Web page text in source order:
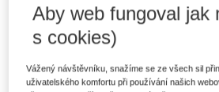
Datum 12.01.2022
Místo konání
Srdečně Vás zveme na již tradiční
Aby web fungoval jak
s cookies)
Vážený návštěvníku, snažíme se ze všech sil
uživatelského komfortu při používání našich